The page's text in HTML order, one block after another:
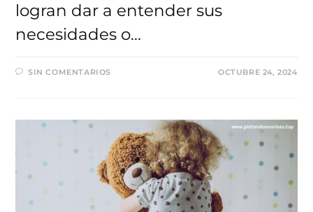
logran dar a entender sus
necesidades o…
SIN COMENTARIOS OCTUBRE 24, 2024